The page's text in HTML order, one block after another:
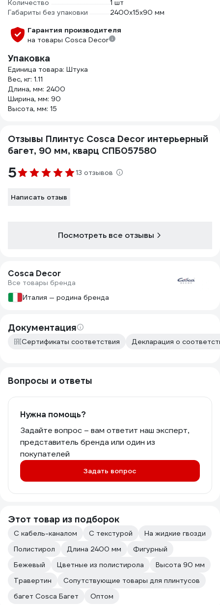
Количество
1 шт
Габариты без упаковки
2400х15х90 мм
Гарантия производителя
на товары Cosca Decor
Упаковка
Единица товара: Штука
Вес, кг: 1.11
Длина, мм: 2400
Ширина, мм: 90
Высота, мм: 15
Отзывы Плинтус Cosca Decor интерьерный
багет, 90 мм, кварц СПБ057580
5 13 отзывов
Написать отзыв
Посмотреть все отзывы
Cosca Decor
Все товары бренда
Италия — родина бренда
Документация
Сертификаты соответствия Декларация о
Вопросы и ответы
Нужна помощь?
Задайте вопрос – вам ответит наш эксперт,
представитель бренда или один из
покупателей
Задать вопрос
Этот товар из подборок
С кабель-каналом С текстурой
На жидкие гвозди
Полистирол
Длина 2400 мм
Фигурный
Бежевый
Цветные из полистирола
Высота 90 мм
Травертин
Сопутствующие товары для плинтусов
багет Cosca Багет
Оптом